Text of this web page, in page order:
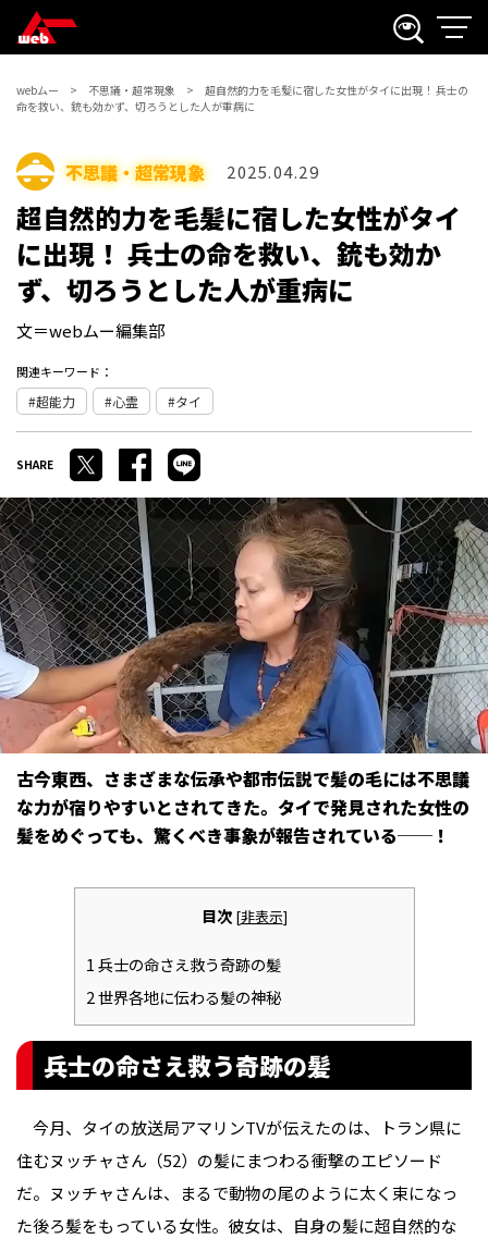
webムー 不思議・超常現象
超自然的力を毛髪に宿した女性がタイに出現！ 兵士の
命を救い、銃も効かず、切ろうとした人が重病に
不思議・超常現象 2025.04.29
超自然的力を毛髪に宿した女性がタイ
に出現！ 兵士の命を救い、銃も効か
ず、切ろうとした人が重病に
文＝webムー編集部
関連キーワード：
超能力 心霊 タイ
古今東西、さまざまな伝承や都市伝説で髪の毛には不思議
な力が宿りやすいとされてきた。タイで発見された女性の
髪をめぐっても、驚くべき事象が報告されている──！
目次 [非表示]
1兵士の命さえ救う奇跡の髪
2世界各地に伝わる髪の神秘
兵士の命さえ救う奇跡の髪
今月、タイの放送局アマリンTVが伝えたのは、トラン県に
住むヌッチャさん（52）の髪にまつわる衝撃のエピソード
だ。ヌッチャさんは、まるで動物の尾のように太く束になっ
た後ろ髪をもっている女性。彼女は、自身の髪に超自然的な